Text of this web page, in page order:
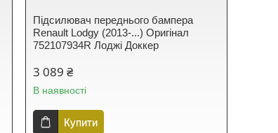
Підсилювач переднього бампера
Renault Lodgy (2013-...) Оригінал
752107934R Лоджі Доккер
3 089 ₴
В наявності
Купити